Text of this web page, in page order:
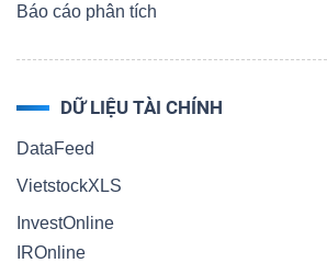
Báo cáo phân tích
DỮ LIỆU TÀI CHÍNH
DataFeed
VietstockXLS
InvestOnline
IROnline